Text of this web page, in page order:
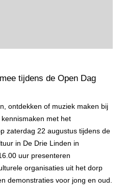
tijdens de Open Dag
ontdekken of muziek maken bij
met het
zaterdag 22 augustus tijdens de
in De Drie Linden in
uur presenteren
organisaties uit het dorp
demonstraties voor jong en oud.